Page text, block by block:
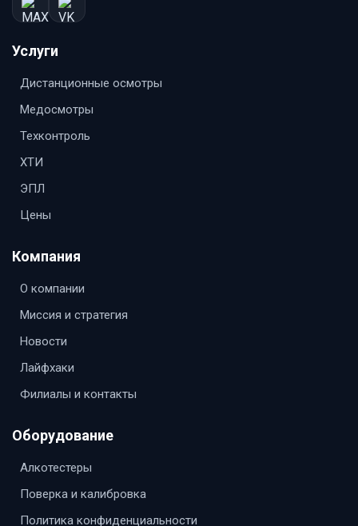
Услуги
Дистанционные осмотры
Медосмотры
Техконтроль
ХТИ
ЭПЛ
Цены
Компания
О компании
Миссия и стратегия
Новости
Лайфхаки
Филиалы и контакты
Оборудование
Алкотестеры
Поверка и калибровка
Политика конфиденциальности